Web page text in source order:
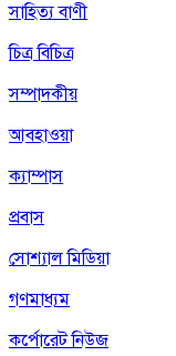
সাহিত্য বাণী
চিত্র বিচিত্র
সম্পাদকীয়
আবহাওয়া
ক্যাম্পাস
প্রবাস
সোশ্যাল মিডিয়া
গণমাধ্যম
কর্পোরেট নিউজ